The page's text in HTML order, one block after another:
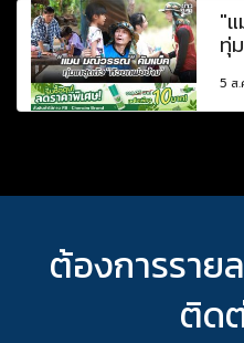
"
ทุ่
5 ส
ต้องการราย
ติด